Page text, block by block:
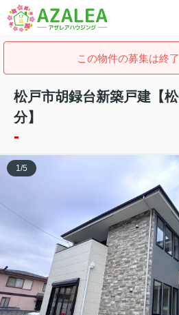
この物件の募集は終了
松戸市胡録台新築戸建【
分】
-
1/5